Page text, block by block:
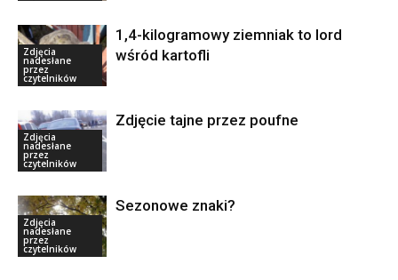
Zdjęcia
nadesłane
przez
czytelników
1,4-kilogramowy ziemniak to lord
wśród kartofli
Zdjęcia
nadesłane
przez
czytelników
Zdjęcie tajne przez poufne
Zdjęcia
nadesłane
przez
czytelników
Sezonowe znaki?